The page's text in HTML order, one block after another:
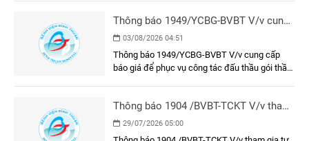
Thông báo 1949/YCBG-BVBT V/v cung
cấp báo giá để phục vụ công tác đấu
thầu gói thầu: Làm vách ngăn phòng
tiêm chủng và khung, cửa khu vực tiêm
03/08/2026 04:51
Thông báo 1949/YCBG-BVBT V/v cung cấp
báo giá để phục vụ công tác đấu thầu gói thầu:
Bình Thuận
Thông báo 1904 /BVBT-TCKT V/v tham
gia tư vấn: lập E- HSMT, đánh giá E-
HSDT, thẩm định E-HSMT và kết quả
29/07/2026 05:00